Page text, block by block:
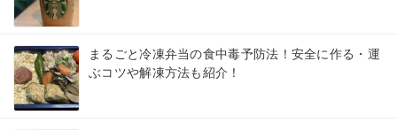
まるごと冷凍弁当の食中毒予防法！安全に作る・運
ぶコツや解凍方法も紹介！